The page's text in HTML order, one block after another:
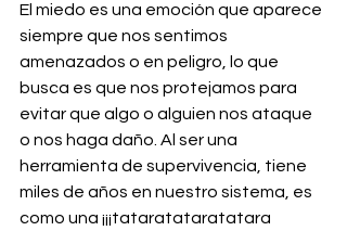
El miedo es una emoción que aparece
siempre que nos sentimos
amenazados o en peligro, lo que
busca es que nos protejamos para
evitar que algo o alguien nos ataque
o nos haga daño. Al ser una
herramienta de supervivencia, tiene
miles de años en nuestro sistema, es
como una ¡¡¡tataratataratatara